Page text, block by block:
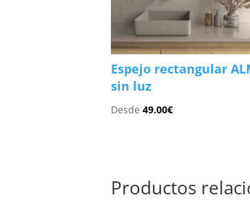
Espejo rectangular
sin luz
Desde49.00€
Productos